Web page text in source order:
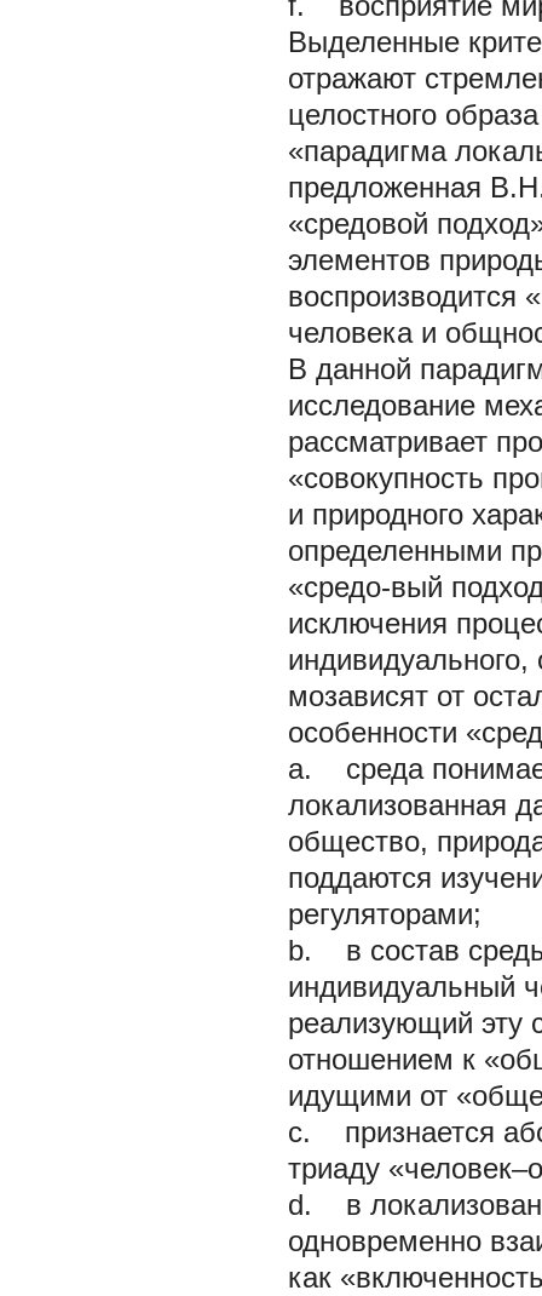
Выделенные
отражают
целостного
«парадигма
предложенная
«средовой
элементов
воспроизводится
человека и
В данной
исследование
рассматривает
«совокупность
и природного
определенными
«средо-вый
исключения
индивидуального,
мозависят от
особенности
a. среда
локализованная
общество,
поддаются
регуляторами;
b. в состав
индивидуальный
реализующий эту
отношением к
идущими от
c. признается
триаду
d. в
одновременно
как